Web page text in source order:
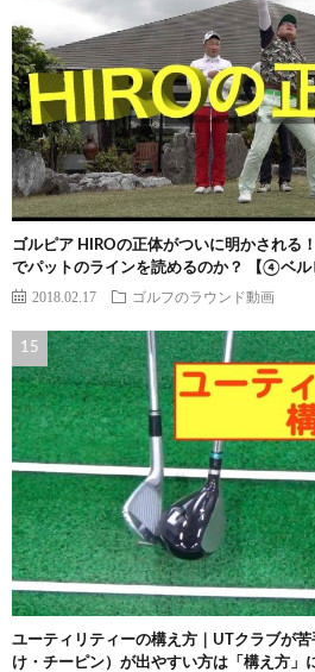
ゴルピア HIROの正体がついに明かされる
でパットのラインを読めるのか？ 【④ベル
2018.02.17 ゴルフのラウンド動画
ユーティリティーの構え方｜UTクラブが
け・チーピン）が出やすい方は「構え方」